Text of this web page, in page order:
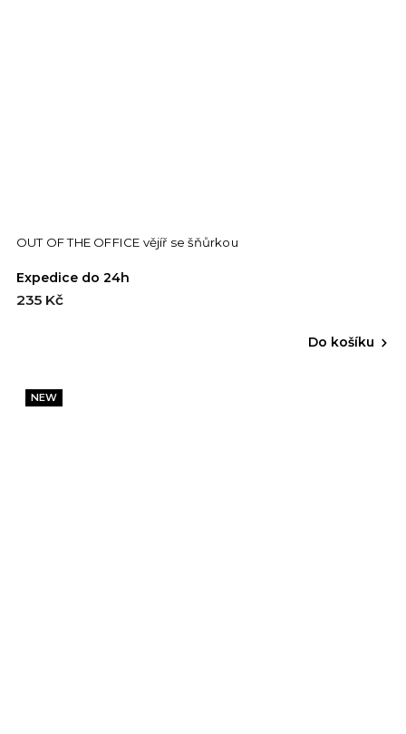
OUT OF THE OFFICE vějíř se šňůrkou
Expedice do 24h
235 Kč
Do košíku
NEW